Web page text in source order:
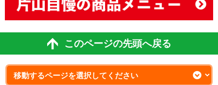
このページの先頭へ戻る